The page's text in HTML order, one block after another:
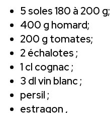
5 soles 180 à 200 g;
400 g homard;
200 g tomates;
2 échalotes ;
1 cl cognac ;
3 dl vin blanc ;
persil ;
estragon ,